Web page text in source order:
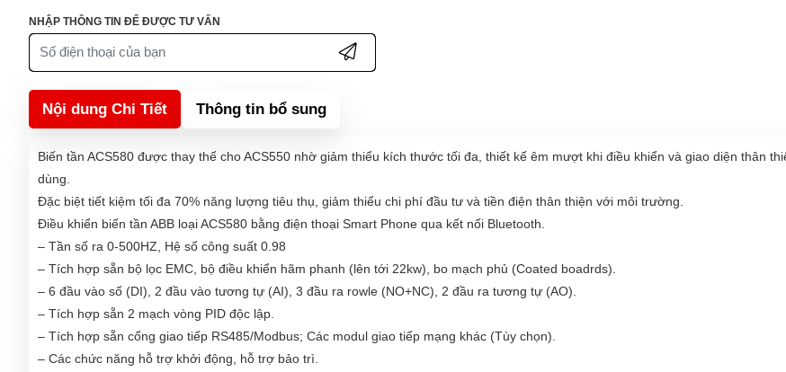
NHẬP THÔNG TIN ĐỂ ĐƯỢC TƯ VẤN
Nội dung Chi Tiết Thông tin bổ sung
Biến tần ACS580 được thay thế cho ACS550 nhờ giảm thiểu kích thước tối đa, thiết kế êm mượt khi điều khiển và giao diện thân
dùng.
Đặc biệt tiết kiệm tối đa 70% năng lượng tiêu thụ, giảm thiểu chi phí đầu tư và tiền điện thân thiện với môi trường.
Điều khiển biến tần ABB loại ACS580 bằng điện thoại Smart Phone qua kết nối Bluetooth.
– Tần số ra 0-500HZ, Hệ số công suất 0.98
– Tích hợp sẵn bộ lọc EMC, bộ điều khiển hãm phanh (lên tới 22kw), bo mạch phủ (Coated boadrds).
– 6 đầu vào số (DI), 2 đầu vào tương tự (AI), 3 đầu ra rowle (NO+NC), 2 đầu ra tương tự (AO).
– Tích hợp sẵn 2 mạch vòng PID độc lập.
– Tích hợp sẵn cổng giao tiếp RS485/Modbus; Các modul giao tiếp mạng khác (Tùy chọn).
– Các chức năng hỗ trợ khởi động, hỗ trợ bảo trì.